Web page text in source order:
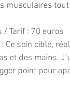
musculaires
/ Tarif : 70 euros
: Ce soin ciblé,
et des mains.
point pour